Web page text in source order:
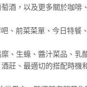
酒，以及更多關於咖啡
、前菜菜單、今日特餐
、生蠔、醬汁菜品、乳
莊、最適切的搭配時機